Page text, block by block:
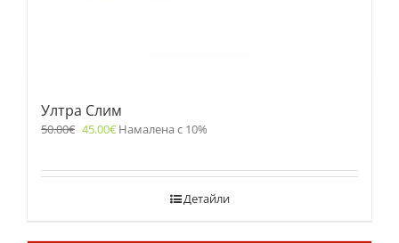
Ултра Слим
50.00€ 45.00€ Намалена с 10%
Детайли